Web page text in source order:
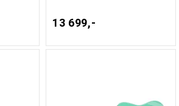
13 699,-